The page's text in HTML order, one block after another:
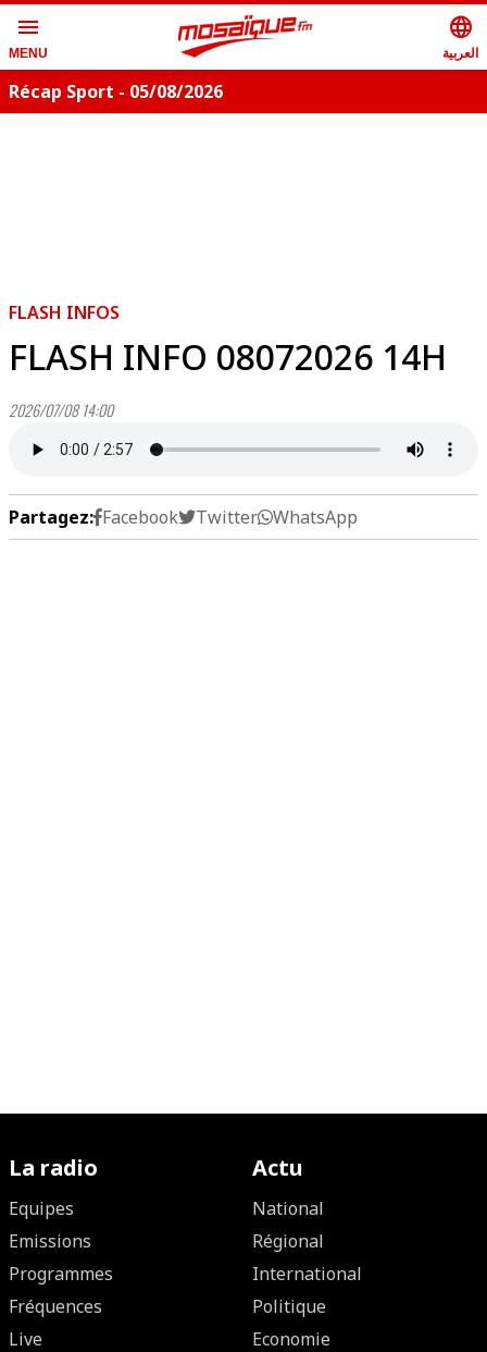
menu
MENU
language
العربية
Récap Sport - 05/08/2026
FLASH INFOS
FLASH INFO 08072026 14H
2026/07/08 14:00
Partagez: Facebook Twitter WhatsApp
La radio
Equipes
Emissions
Programmes
Fréquences
Live
Actu
National
Régional
International
Politique
Economie